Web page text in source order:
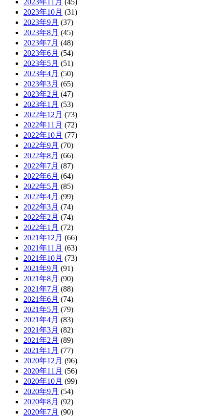
2023年11月 (45)
2023年10月 (31)
2023年9月 (37)
2023年8月 (45)
2023年7月 (48)
2023年6月 (54)
2023年5月 (51)
2023年4月 (50)
2023年3月 (65)
2023年2月 (47)
2023年1月 (53)
2022年12月 (73)
2022年11月 (72)
2022年10月 (77)
2022年9月 (70)
2022年8月 (66)
2022年7月 (87)
2022年6月 (64)
2022年5月 (85)
2022年4月 (99)
2022年3月 (74)
2022年2月 (74)
2022年1月 (72)
2021年12月 (66)
2021年11月 (63)
2021年10月 (73)
2021年9月 (91)
2021年8月 (90)
2021年7月 (88)
2021年6月 (74)
2021年5月 (79)
2021年4月 (83)
2021年3月 (82)
2021年2月 (89)
2021年1月 (77)
2020年12月 (96)
2020年11月 (56)
2020年10月 (99)
2020年9月 (54)
2020年8月 (92)
2020年7月 (90)